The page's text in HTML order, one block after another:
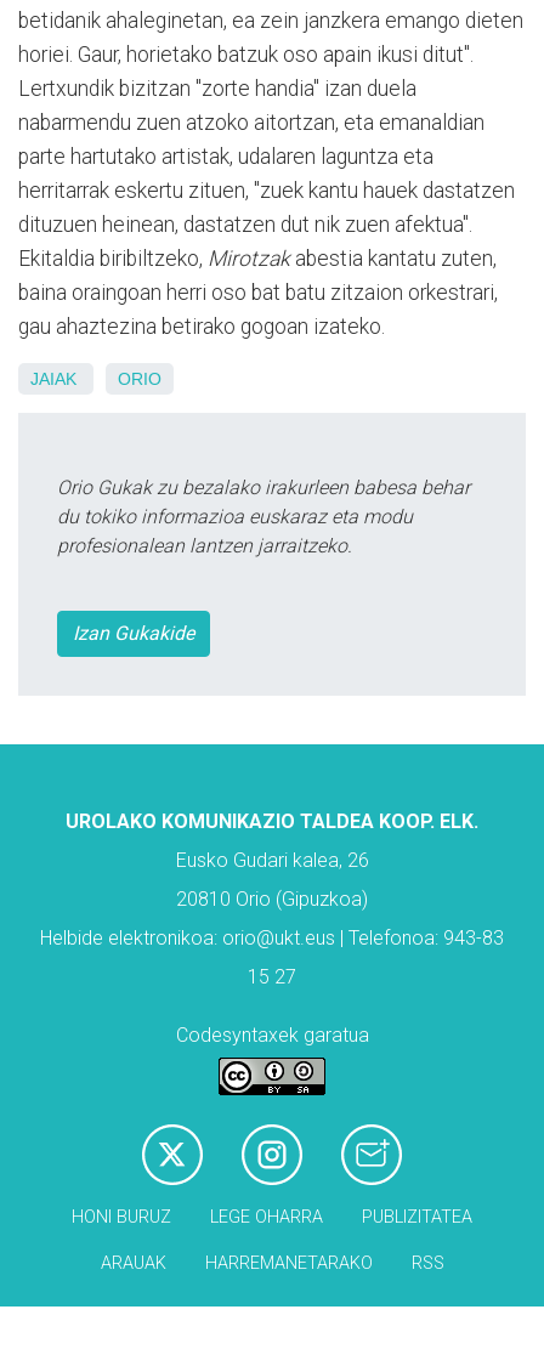
betidanik ahaleginetan, ea zein janzkera emango dieten
horiei. Gaur, horietako batzuk oso apain ikusi ditut".
Lertxundik bizitzan "zorte handia" izan duela
nabarmendu zuen atzoko aitortzan, eta emanaldian
parte hartutako artistak, udalaren laguntza eta
herritarrak eskertu zituen, "zuek kantu hauek dastatzen
dituzuen heinean, dastatzen dut nik zuen afektua".
Ekitaldia biribiltzeko, Mirotzakabestia kantatu zuten,
baina oraingoan herri oso bat batu zitzaion orkestrari,
gau ahaztezina betirako gogoan izateko.
JAIAK ORIO
Orio Gukak zu bezalako irakurleen babesa behar
du tokiko informazioa euskaraz eta modu
profesionalean lantzen jarraitzeko.
Izan Gukakide
UROLAKO KOMUNIKAZIO TALDEA KOOP. ELK.
Eusko Gudari kalea, 26
20810 Orio (Gipuzkoa)
Helbide elektronikoa: orio@ukt.eus | Telefonoa: 943-83
15 27
Codesyntaxek garatua
HONI BURUZ LEGE OHARRA PUBLIZITATEA
ARAUAK HARREMANETARAKO RSS